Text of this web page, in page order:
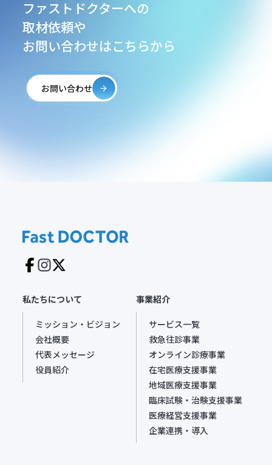
ファストドクターへの
取材依頼や
お問い合わせはこちらから
お問い合わせ
私たちについて
ミッション・ビジョン
会社概要
代表メッセージ
役員紹介
事業紹介
サービス一覧
救急往診事業
オンライン診療事業
在宅医療支援事業
地域医療支援事業
臨床試験・治験支援事業
医療経営支援事業
企業連携・導入